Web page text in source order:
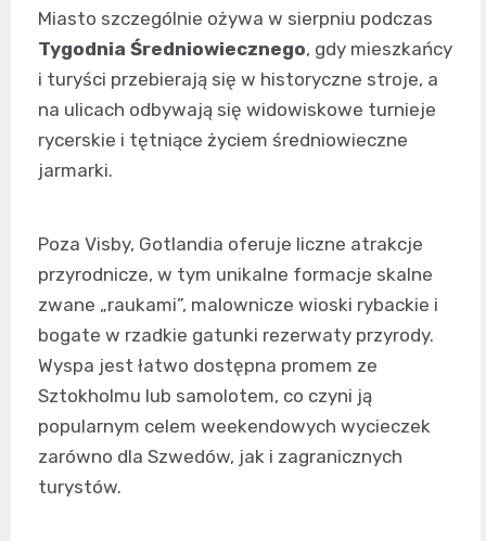
Miasto szczególnie ożywa w sierpniu podczas
Tygodnia Średniowiecznego, gdy mieszkańcy
i turyści przebierają się w historyczne stroje, a
na ulicach odbywają się widowiskowe turnieje
rycerskie i tętniące życiem średniowieczne
jarmarki.
Poza Visby, Gotlandia oferuje liczne atrakcje
przyrodnicze, w tym unikalne formacje skalne
zwane „raukami”, malownicze wioski rybackie i
bogate w rzadkie gatunki rezerwaty przyrody.
Wyspa jest łatwo dostępna promem ze
Sztokholmu lub samolotem, co czyni ją
popularnym celem weekendowych wycieczek
zarówno dla Szwedów, jak i zagranicznych
turystów.